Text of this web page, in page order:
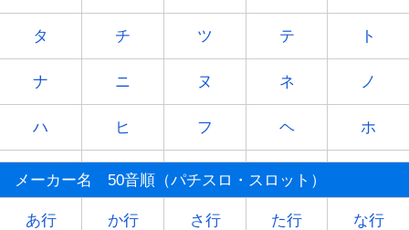
タ チ ツ テ ト
ナ ニ ヌ ネ ノ
ハ ヒ フ ヘ ホ
ミ ム
ヤ - ユ - ヨ
メーカー名 50音順（パチスロ・スロット）
あ行 か行 さ行 た行 な行